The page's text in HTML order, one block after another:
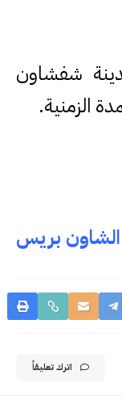
شفشاون
الزمنية.
الشاون بريس
اترك تعليقاً